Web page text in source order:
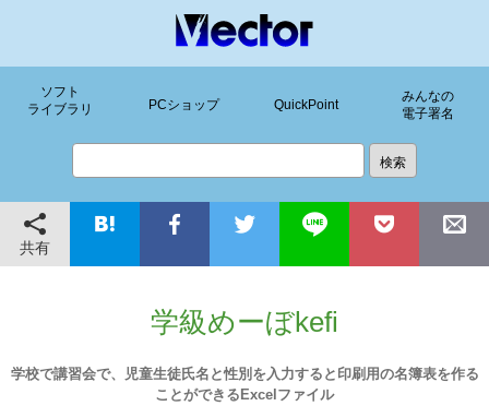
ソフト
ライブラリ
PCショップ QuickPoint
みんなの
電子署名
共有
学級めーぼkefi
学校で講習会で、児童生徒氏名と性別を入力すると印刷用の名簿表を作る
ことができるExcelファイル